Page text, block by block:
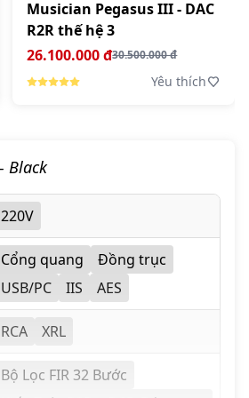
Musician Pegasus III - DAC
R2R thế hệ 3
26.100.000 đ30.500.000 đ
Yêu thích
- Black
220V
Cổng quang
Đồng trục
USB/PC
IIS AES
RCA XRL
Bộ Lọc FIR 32 Bước